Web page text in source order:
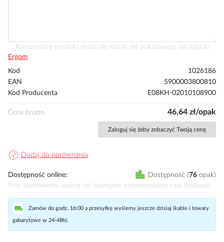
Przejdź
na
początek
Rzeczywisty produkt może się różnić od pokazanego na zdjęciu
Ergom
Kod
1026186
EAN
5900003800810
Kod Producenta
E08KH-02010108900
Cena brutto 46,64 zł/opak
Zaloguj się żeby zobaczyć Twoją cenę
Dodaj do porównania
Dostępność online Dostępność 76 opak
Przy zamówieniu więcej niż dostępne przewidywany czas realizacji
Zamów do godz. 16:00 a przesyłkę wyślemy jeszcze dzisiaj (kable i towary
gabarytowe w 24-48h).